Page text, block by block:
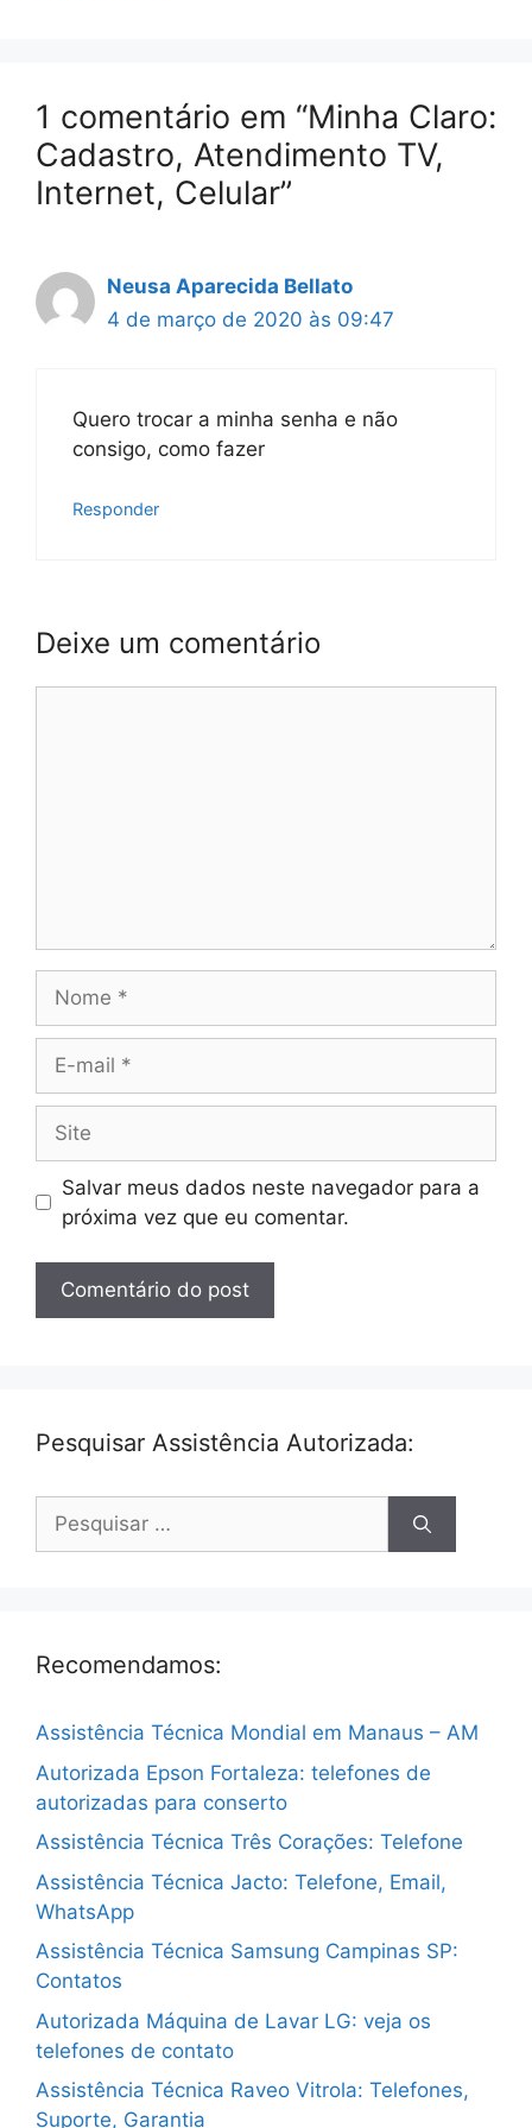
1 comentário em “Minha Claro:
Cadastro, Atendimento TV,
Internet, Celular”
Neusa Aparecida Bellato
4 de março de 2020 às 09:47
Quero trocar a minha senha e não
consigo, como fazer
Responder
Deixe um comentário
mail
Salvar meus dados neste navegador para a
próxima vez que eu comentar.
Pesquisar Assistência Autorizada:
Pesquisar
Recomendamos:
Assistência Técnica Mondial em Manaus – AM
Autorizada Epson Fortaleza: telefones de
autorizadas para conserto
Assistência Técnica Três Corações: Telefone
Assistência Técnica Jacto: Telefone, Email,
WhatsApp
Assistência Técnica Samsung Campinas SP:
Contatos
Autorizada Máquina de Lavar LG: veja os
telefones de contato
Assistência Técnica Raveo Vitrola: Telefones,
Suporte, Garantia